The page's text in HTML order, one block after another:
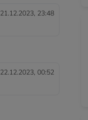
21.12.2023, 23:48
22.12.2023, 00:52